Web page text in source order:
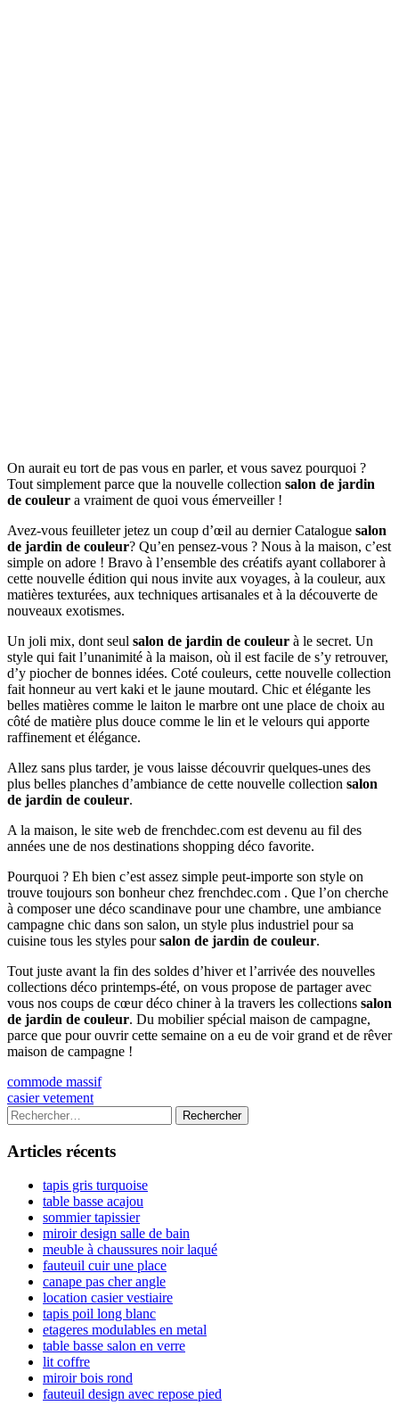
On aurait eu tort de pas vous en parler, et vous savez pourquoi ?
Tout simplement parce que la nouvelle collection salon de jardin
de couleur a vraiment de quoi vous émerveiller !
Avez-vous feuilleter jetez un coup d’œil au dernier Catalogue salon
de jardin de couleur? Qu’en pensez-vous ? Nous à la maison, c’est
simple on adore ! Bravo à l’ensemble des créatifs ayant collaborer à
cette nouvelle édition qui nous invite aux voyages, à la couleur, aux
matières texturées, aux techniques artisanales et à la découverte de
nouveaux exotismes.
Un joli mix, dont seul salon de jardin de couleur à le secret. Un
style qui fait l’unanimité à la maison, où il est facile de s’y retrouver,
d’y piocher de bonnes idées. Coté couleurs, cette nouvelle collection
fait honneur au vert kaki et le jaune moutard. Chic et élégante les
belles matières comme le laiton le marbre ont une place de choix au
côté de matière plus douce comme le lin et le velours qui apporte
raffinement et élégance.
Allez sans plus tarder, je vous laisse découvrir quelques-unes des
plus belles planches d’ambiance de cette nouvelle collection salon
de jardin de couleur.
A la maison, le site web de frenchdec.com est devenu au fil des
années une de nos destinations shopping déco favorite.
Pourquoi ? Eh bien c’est assez simple peut-importe son style on
trouve toujours son bonheur chez frenchdec.com . Que l’on cherche
à composer une déco scandinave pour une chambre, une ambiance
campagne chic dans son salon, un style plus industriel pour sa
cuisine tous les styles poursalon de jardin de couleur.
Tout juste avant la fin des soldes d’hiver et l’arrivée des nouvelles
collections déco printemps-été, on vous propose de partager avec
vous nos coups de cœur déco chiner à la travers les collections salon
de jardin de couleur. Du mobilier spécial maison de campagne,
parce que pour ouvrir cette semaine on a eu de voir grand et de rêver
maison de campagne !
Navigation
de
l’article
Previous
article:
commode massif
Next
article:
casier vetement
Colonne
latérale
principale
Rechercher :
Articles récents
tapis gris turquoise
table basse acajou
sommier tapissier
miroir design salle de bain
meuble à chaussures noir laqué
fauteuil cuir une place
canape pas cher angle
location casier vestiaire
tapis poil long blanc
etageres modulables en metal
table basse salon en verre
lit coffre
miroir bois rond
fauteuil design avec repose pied